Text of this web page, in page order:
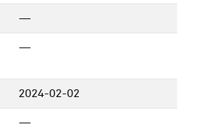
—
—
2024-02-02
—